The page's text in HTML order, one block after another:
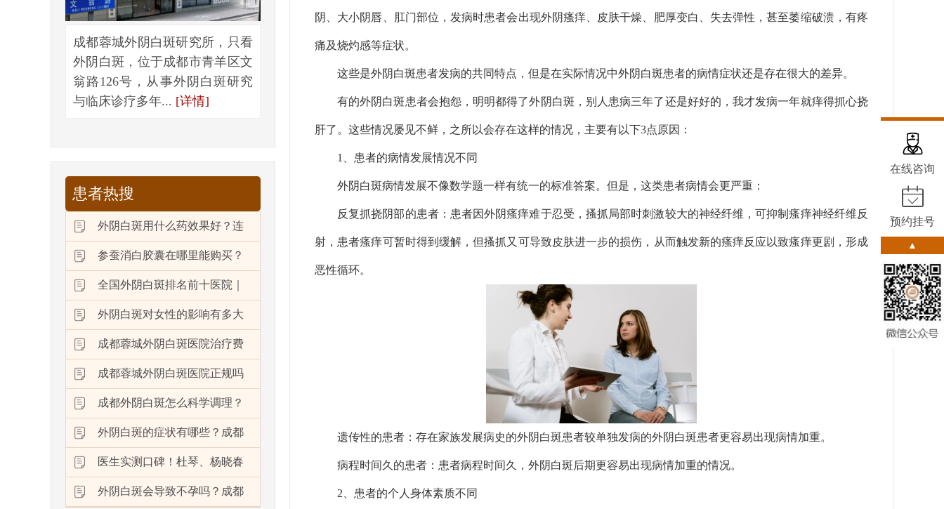
成都蓉城外阴白斑研究所，只看
外阴白斑，位于成都市青羊区文
翁路126号，从事外阴白斑研究
与临床诊疗多年... [详情]
患者热搜
外阴白斑用什么药效果好？连
参蚕消白胶囊在哪里能购买？
全国外阴白斑排名前十医院｜
外阴白斑对女性的影响有多大
成都蓉城外阴白斑医院治疗费
成都蓉城外阴白斑医院正规吗
成都外阴白斑怎么科学调理？
外阴白斑的症状有哪些？成都
医生实测口碑！杜琴、杨晓春
外阴白斑会导致不孕吗？成都
阴、大小阴唇、肛门部位，发病时患者会出现外阴瘙痒、皮肤干燥、肥厚变白、失去弹性，甚至萎缩破溃，有疼
痛及烧灼感等症状。
这些是外阴白斑患者发病的共同特点，但是在实际情况中外阴白斑患者的病情症状还是存在很大的差异。
有的外阴白斑患者会抱怨，明明都得了外阴白斑，别人患病三年了还是好好的，我才发病一年就痒得抓心挠
肝了。这些情况屡见不鲜，之所以会存在这样的情况，主要有以下3点原因：
1、患者的病情发展情况不同
外阴白斑病情发展不像数学题一样有统一的标准答案。但是，这类患者病情会更严重：
反复抓挠阴部的患者：患者因外阴瘙痒难于忍受，搔抓局部时刺激较大的神经纤维，可抑制瘙痒神经纤维反
射，患者瘙痒可暂时得到缓解，但搔抓又可导致皮肤进一步的损伤，从而触发新的瘙痒反应以致瘙痒更剧，形成
恶性循环。
遗传性的患者：存在家族发展病史的外阴白斑患者较单独发病的外阴白斑患者更容易出现病情加重。
病程时间久的患者：患者病程时间久，外阴白斑后期更容易出现病情加重的情况。
2、患者的个人身体素质不同
在线咨询
预约挂号
▲